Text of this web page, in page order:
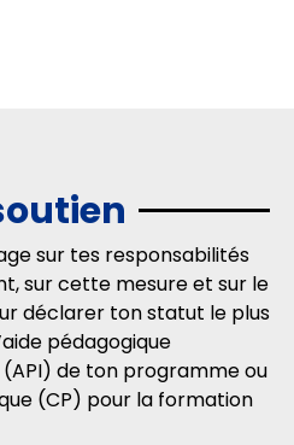
sur tes responsabilités
sur cette mesure et sur le
déclarer ton statut le plus
pédagogique
(API) de ton programme ou
(CP) pour la formation